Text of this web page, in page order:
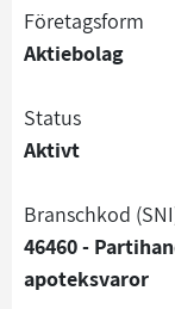
företagsform
Aktiebolag
status
Aktivt
branschkod
46460 -
apoteksvaror